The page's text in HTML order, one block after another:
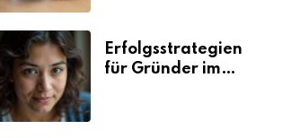
Erfolgsstrategien
für Gründer im